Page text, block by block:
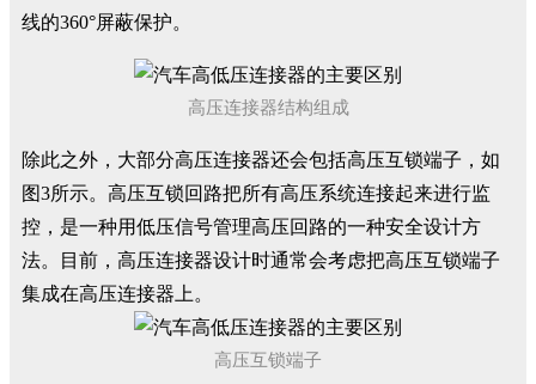
线的360°屏蔽保护。
高压连接器结构组成
除此之外，大部分高压连接器还会包括高压互锁端子，如
图3所示。高压互锁回路把所有高压系统连接起来进行监
控，是一种用低压信号管理高压回路的一种安全设计方
法。目前，高压连接器设计时通常会考虑把高压互锁端子
集成在高压连接器上。
高压互锁端子